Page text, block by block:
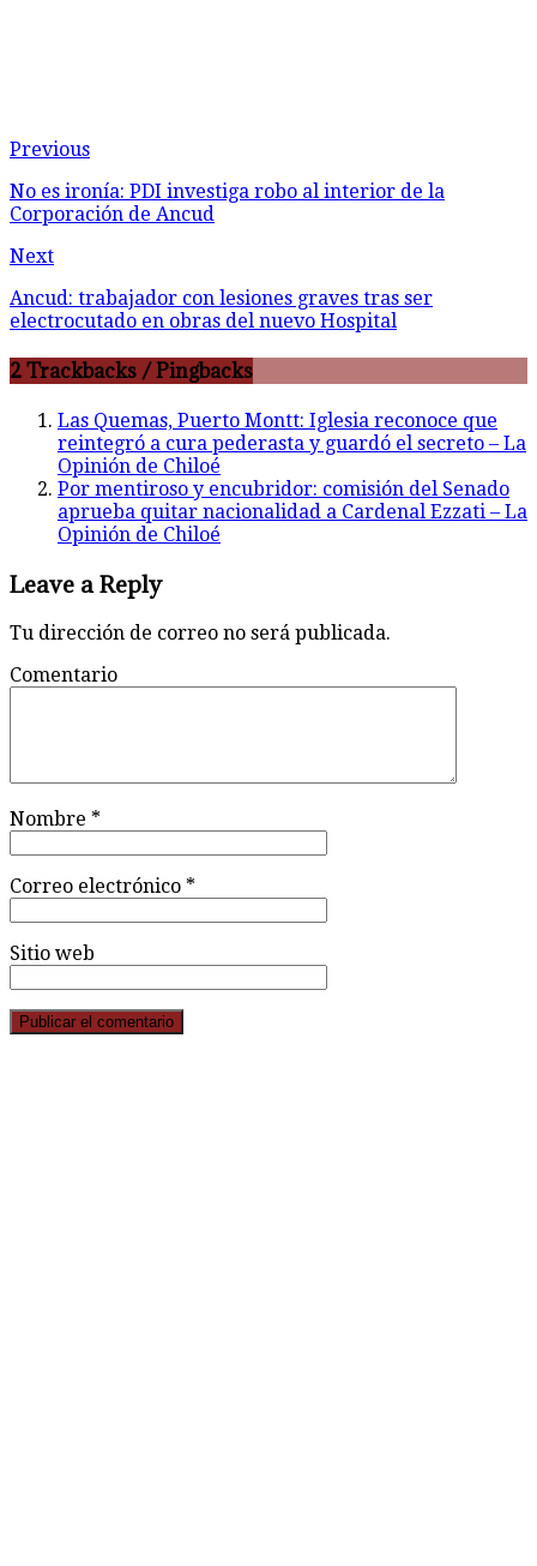
Previous
No es ironía: PDI investiga robo al interior de la
Corporación de Ancud
Next
Ancud: trabajador con lesiones graves tras ser
electrocutado en obras del nuevo Hospital
2 Trackbacks / Pingbacks
Las Quemas, Puerto Montt: Iglesia reconoce que
reintegró a cura pederasta y guardó el secreto – La
Opinión de Chiloé
Por mentiroso y encubridor: comisión del Senado
aprueba quitar nacionalidad a Cardenal Ezzati – La
Opinión de Chiloé
Leave a Reply
Tu dirección de correo no será publicada.
Comentario
Nombre *
Correo electrónico *
Sitio web